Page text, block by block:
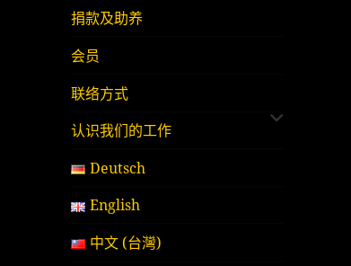
捐款及助养
会员
联络方式
认识我们的工作
Deutsch
English
中文 (台灣)